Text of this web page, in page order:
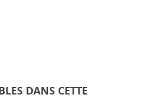
DANS CETTE